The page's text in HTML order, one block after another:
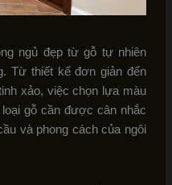
ngủ đẹp từ gỗ tự nhiên
Từ thiết kế đơn giản đến
xảo, việc chọn lựa màu
gỗ cần được cân nhắc
và phong cách của ngôi